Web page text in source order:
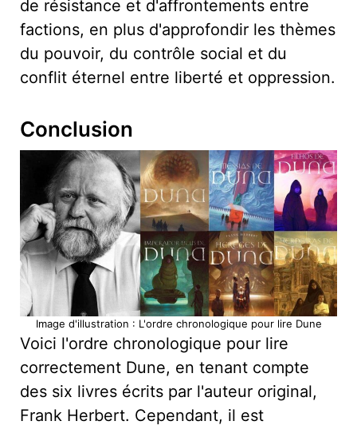
de résistance et d'affrontements entre
factions, en plus d'approfondir les thèmes
du pouvoir, du contrôle social et du
conflit éternel entre liberté et oppression.
Conclusion
Image d'illustration : L'ordre chronologique pour lire Dune
Voici l'ordre chronologique pour lire
correctement Dune, en tenant compte
des six livres écrits par l'auteur original,
Frank Herbert. Cependant, il est